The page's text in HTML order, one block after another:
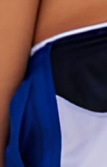
de minutos, lo